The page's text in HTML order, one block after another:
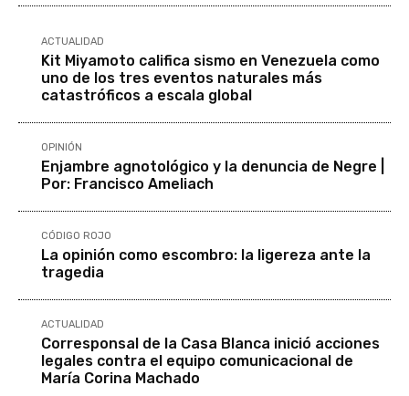
ACTUALIDAD
Kit Miyamoto califica sismo en Venezuela como
uno de los tres eventos naturales más
catastróficos a escala global
OPINIÓN
Enjambre agnotológico y la denuncia de Negre |
Por: Francisco Ameliach
CÓDIGO ROJO
La opinión como escombro: la ligereza ante la
tragedia
ACTUALIDAD
Corresponsal de la Casa Blanca inició acciones
legales contra el equipo comunicacional de
María Corina Machado